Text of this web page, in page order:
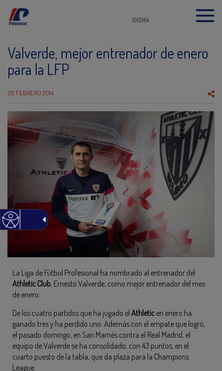
IDIOMA
Valverde, mejor entrenador de enero
para la LFP
05 FEBRERO 2014
La Liga de Fútbol Profesional ha nombrado al entrenador del
Athletic Club, Ernesto Valverde, como mejor entrenador del mes
de enero.
De los cuatro partidos que ha jugado el Athletic en enero ha
ganado tres y ha perdido uno. Además con el empate que logró,
el pasado domingo, en San Mamés contra el Real Madrid, el
equipo de Valverde se ha consolidado, con 43 puntos, en el
cuarto puesto de la tabla, que da plaza para la Champions
League.